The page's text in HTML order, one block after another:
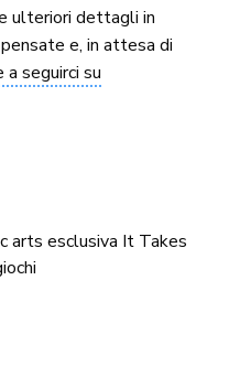
ulteriori dettagli in
e, in attesa di
seguirci su
arts esclusiva It Takes